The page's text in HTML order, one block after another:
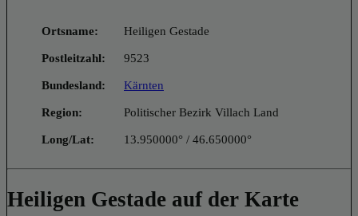
Ortsname: Heiligen Gestade
Postleitzahl: 9523
Bundesland: Kärnten
Region: Politischer Bezirk Villach Land
Long/Lat: 13.950000° / 46.650000°
Heiligen Gestade auf der Karte